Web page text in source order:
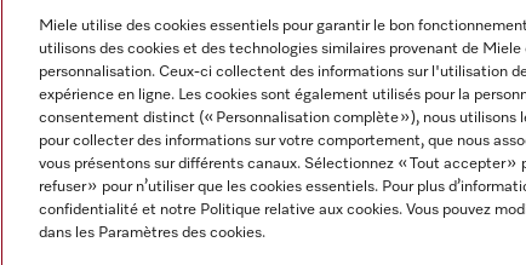
Mentions légales CGV Protection des données
Paramètres des cookies
Miele utilise des cookies essentiels pour garantir le bon
utilisons des cookies et des technologies similaires provenant de
personnalisation. Ceux-ci collectent des informations sur l'utilisation
expérience en ligne. Les cookies sont également utilisés pour la
consentement distinct (« Personnalisation complète »), nous utilisons
pour collecter des informations sur votre comportement, que nous
vous présentons sur différents canaux. Sélectionnez « Tout accepter
refuser » pour n’utiliser que les cookies essentiels. Pour plus
confidentialité et notre Politique relative aux cookies. Vous pouvez
dans les Paramètres des cookies.